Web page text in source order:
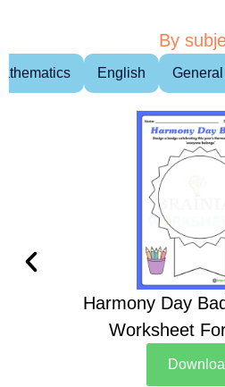
By
English
Harmony Day
Worksheet